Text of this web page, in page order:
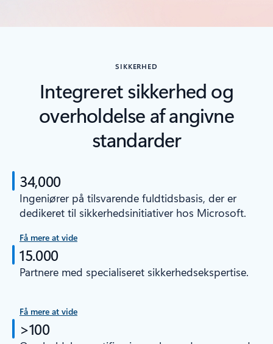
SIKKERHED
Integreret sikkerhed og
overholdelse af angivne
standarder
34,000
Ingeniører på tilsvarende fuldtidsbasis, der er
dedikeret til sikkerhedsinitiativer hos Microsoft.
Få mere at vide
15.000
Partnere med specialiseret sikkerhedsekspertise.
Få mere at vide
>100